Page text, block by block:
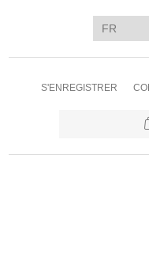
S'ENREGISTRER